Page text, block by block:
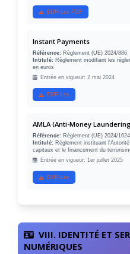
EUR-Lex PDF
Instant Payments
Référence: Règlement (UE) 2024/886
Intitulé: Règlement modifiant les
en euros
Entrée en vigueur: 2 mai 2024
EUR-Lex
AMLA (Anti-Money
Référence: Règlement (UE) 2024/1624
Intitulé: Règlement instituant
capitaux et le financement du
Entrée en vigueur: 1er juillet 2025
EUR-Lex
VIII. IDENTITÉ ET
NUMÉRIQUES